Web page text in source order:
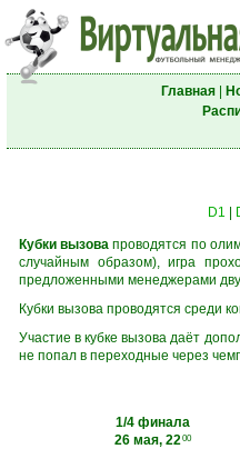
Главная|
D1
Кубки вызова проводятся по
случайным образом), игра
предложенными менеджерами
Кубки вызова проводятся среди
Участие в кубке вызова даёт
не попал в переходные через
1/4 финала
26 мая, 2200